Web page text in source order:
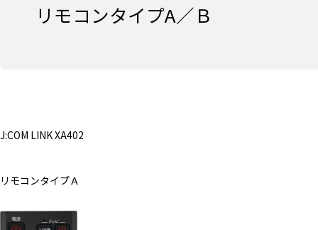
リモコンタイプA／Ｂ
J:COM LINK XA402
リモコンタイプＡ